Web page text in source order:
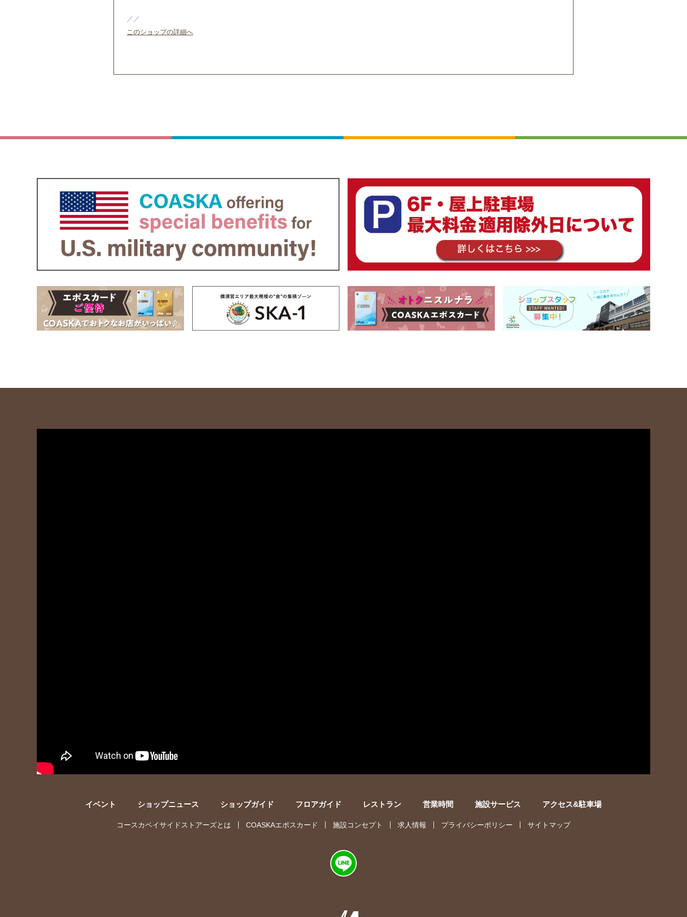
／／
このショップの詳細へ
イベント ショップニュース ショップガイド フロアガイド レストラン 営業時間 施設サービス アクセス&駐車場
コースカベイサイドストアーズとは COASKAエポスカード 施設コンセプト 求人情報 プライバシーポリシー サイトマップ